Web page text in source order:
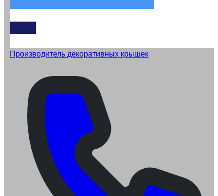
Производитель декоративных крышек